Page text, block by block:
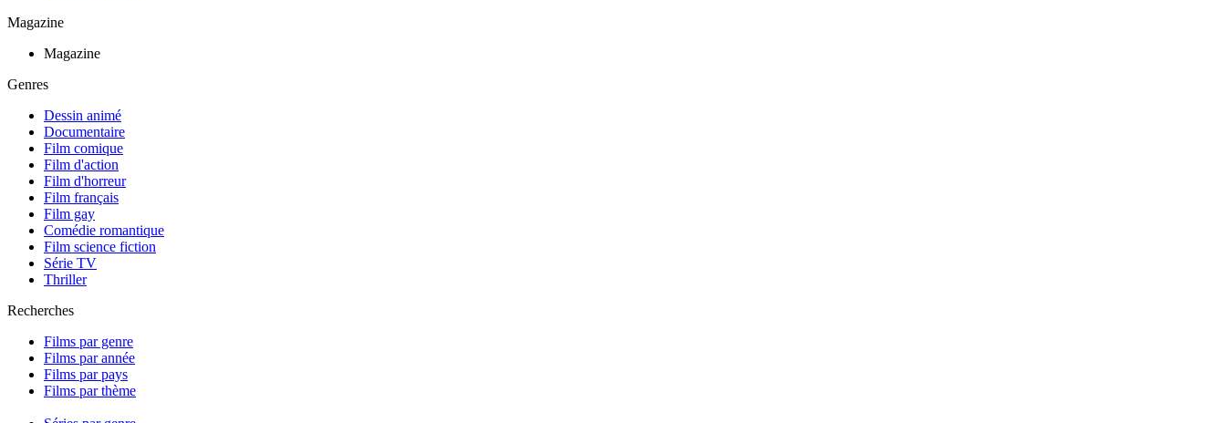
Magazine
Magazine
Genres
Dessin animé
Documentaire
Film comique
Film d'action
Film d'horreur
Film français
Film gay
Comédie romantique
Film science fiction
Série TV
Thriller
Recherches
Films par genre
Films par année
Films par pays
Films par thème